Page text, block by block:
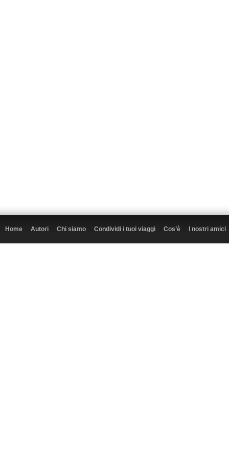
Home Autori Chi siamo Condividi i tuoi viaggi Cos’è I nostri amici